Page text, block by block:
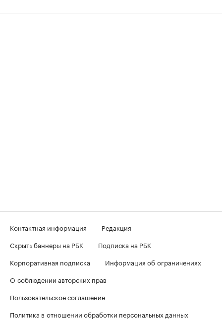
Контактная информация
Редакция
Скрыть баннеры на РБК
Подписка на РБК
Корпоративная подписка
Информация об ограничениях
О соблюдении авторских прав
Пользовательское соглашение
Политика в отношении обработки персональных данных